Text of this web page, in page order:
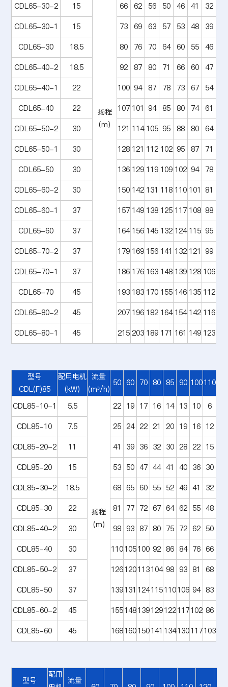
扬程
(m)
CDL65-30-2
15 66 62 56 50 46 41
32
CDL65-30-1
15 73 69 63 57 53 48
39
CDL65-30
18.5 80 76 70 64 60 55
46
CDL65-40-2
18.5 92 87 80 71 66 60
47
CDL65-40-1
22 100 94 87 78 73 67
54
CDL65-40
22 107 101 94 85 80 74
61
CDL65-50-2
30 121 114 105 95 88 80
64
CDL65-50-1
30 128 121 112 102 95 87
71
CDL65-50
30 136 129 119 109 102 94
78
CDL65-60-2
30 150 142 131 118 110 101 81
CDL65-60-1
37 157 149 138 125 117 108 88
CDL65-60
37 164 156 145 132 124 115 95
CDL65-70-2
37 179 169 156 141 132 121 99
CDL65-70-1
37 186 176 163 148 139 128 106
CDL65-70
45 193 183 170 155 146 135 112
CDL65-80-2
45 207 196 182 164 154 142 116
CDL65-80-1
45 215 203 189 171 161 149 123
型号
CDL(F)85
配用电机
(kW)
流量
(m³/h)
50 60 70 80 85 90 100110
CDL85-10-1 5.5
扬程
(m)
22 19 17 16 14 13 10
6
CDL85-10
7.5 25 24 22 21 20 19 16 12
CDL85-20-2
11 41 39 36 32 30 28 22 15
CDL85-20
15 53 50 47 44 41 40 36 30
CDL85-30-2
18.5 68 65 60 55 52 49 41
32
CDL85-30
22 81 77 72 67 64 62 55 48
CDL85-40-2
30 98 93 87 80 75 72 62 50
CDL85-40
30 110105100 92 86 84 76 66
CDL85-50-2
37 126120113104 98 93 81
68
CDL85-50
37 139131 124115110106 94 83
CDL85-60-2
45 155148139129122117102 86
CDL85-60
45 168160150141 134130117103
型号
配用
流量